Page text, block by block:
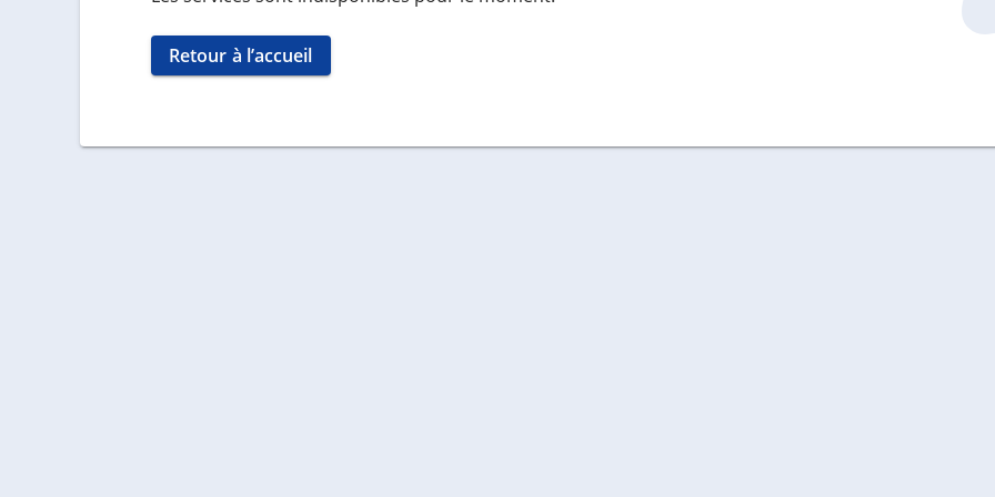
Retour à l’accueil